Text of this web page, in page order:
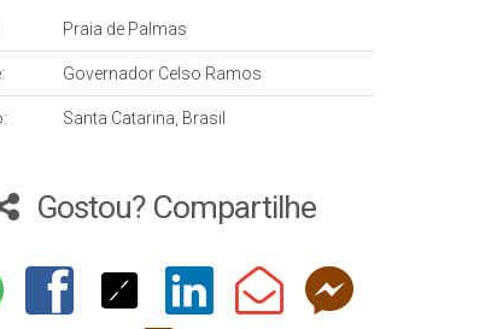
Praia de Palmas
Governador Celso Ramos
Santa Catarina, Brasil
Gostou? Compartilhe